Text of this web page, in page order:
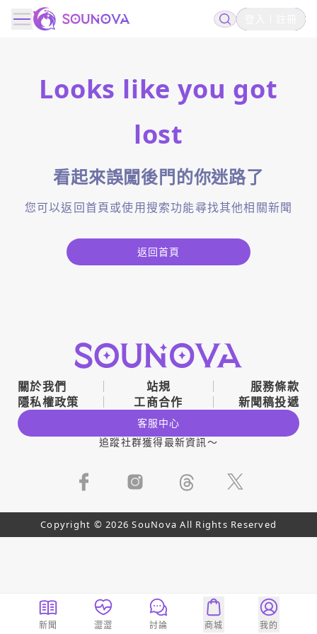
Looks like you got
lost
看起來誤闖後門的你迷路了
您可以返回首頁或使用搜索功能尋找其他相關新聞
返回首頁
關於我們 站規
服務條款
隱私權政策
工商合作 新聞稿投遞
客服中心
追蹤社群獲得最新資訊～
Copyright © 2026 SouNova All Rights Reserved
新聞 澀澀 討論 商城 我的